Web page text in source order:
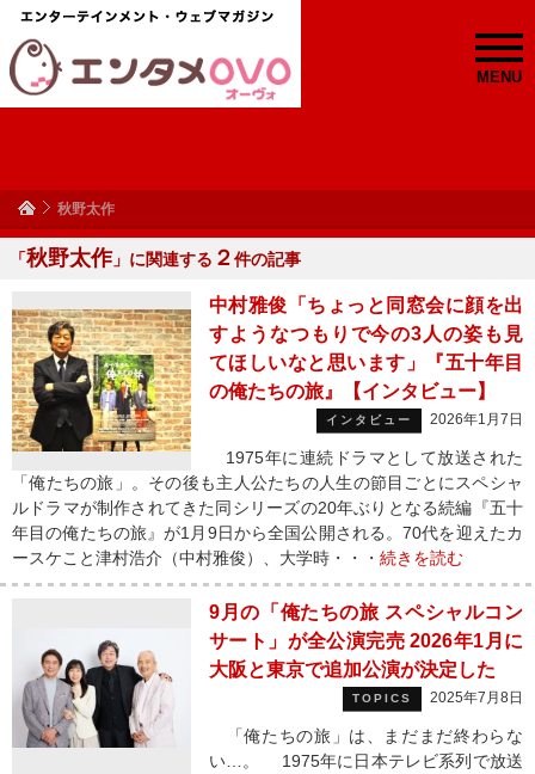
MENU
秋野太作
「秋野太作」に関連する ２件の記事
中村雅俊「ちょっと同窓会に顔を出
すようなつもりで今の3人の姿も見
てほしいなと思います」『五十年目
の俺たちの旅』【インタビュー】
インタビュー 2026年1月7日
1975年に連続ドラマとして放送された
「俺たちの旅」。その後も主人公たちの人生の節目ごとにスペシャ
ルドラマが制作されてきた同シリーズの20年ぶりとなる続編『五十
年目の俺たちの旅』が1月9日から全国公開される。70代を迎えたカ
ースケこと津村浩介（中村雅俊）、大学時・・・ 続きを読む
9月の「俺たちの旅 スペシャルコン
サート」が全公演完売 2026年1月に
大阪と東京で追加公演が決定した
TOPICS 2025年7月8日
「俺たちの旅」は、まだまだ終わらな
い…。 1975年に日本テレビ系列で放送